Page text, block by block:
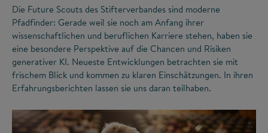
Die Future Scouts des Stifterverbandes sind moderne
Pfadfinder: Gerade weil sie noch am Anfang ihrer
wissenschaftlichen und beruflichen Karriere stehen, haben sie
eine besondere Perspektive auf die Chancen und Risiken
generativer KI. Neueste Entwicklungen betrachten sie mit
frischem Blick und kommen zu klaren Einschätzungen. In ihren
Erfahrungsberichten lassen sie uns daran teilhaben.